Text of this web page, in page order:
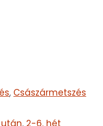
, Császármetszés
után, 2-6. hét